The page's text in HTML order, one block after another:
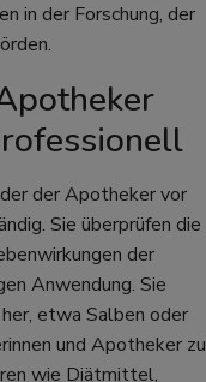
in der Forschung, der
der Apotheker vor
Sie überprüfen die
der
Anwendung. Sie
etwa Salben oder
und Apotheker zu
wie Diätmittel,